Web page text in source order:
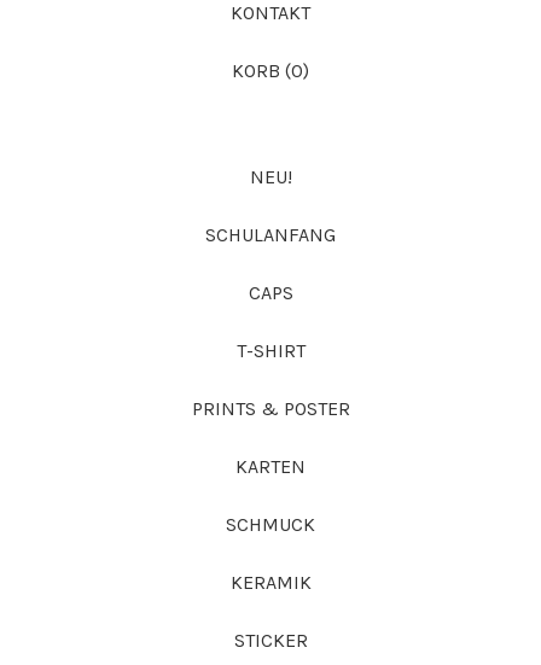
KONTAKT
KORB (0)
NEU!
SCHULANFANG
CAPS
T-SHIRT
PRINTS & POSTER
KARTEN
SCHMUCK
KERAMIK
STICKER